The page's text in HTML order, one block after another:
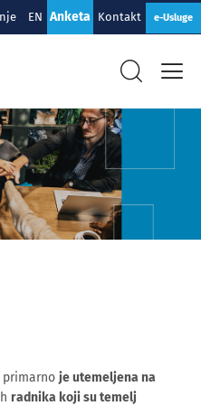
EN Anketa Kontakt e-Usluge
je utemeljena na
radnika koji su temelj